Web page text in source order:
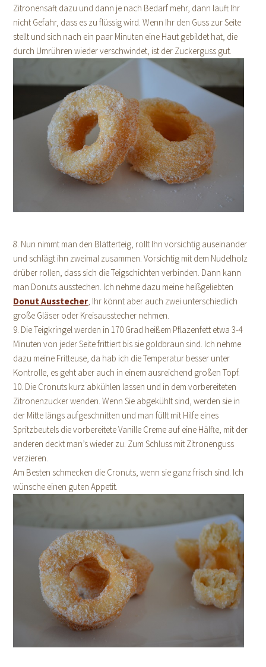
Zitronensaft dazu und dann je nach Bedarf mehr, dann lauft Ihr
nicht Gefahr, dass es zu flüssig wird. Wenn Ihr den Guss zur Seite
stellt und sich nach ein paar Minuten eine Haut gebildet hat, die
durch Umrühren wieder verschwindet, ist der Zuckerguss gut.
8. Nun nimmt man den Blätterteig, rollt Ihn vorsichtig auseinander
und schlägt ihn zweimal zusammen. Vorsichtig mit dem Nudelholz
drüber rollen, dass sich die Teigschichten verbinden. Dann kann
man Donuts ausstechen. Ich nehme dazu meine heißgeliebten
Donut Ausstecher , Ihr könnt aber auch zwei unterschiedlich
große Gläser oder Kreisausstecher nehmen.
9. Die Teigkringel werden in 170 Grad heißem Pflazenfett etwa 3-4
Minuten von jeder Seite frittiert bis sie goldbraun sind. Ich nehme
dazu meine Fritteuse, da hab ich die Temperatur besser unter
Kontrolle, es geht aber auch in einem ausreichend großen Topf.
10. Die Cronuts kurz abkühlen lassen und in dem vorbereiteten
Zitronenzucker wenden. Wenn Sie abgekühlt sind, werden sie in
der Mitte längs aufgeschnitten und man füllt mit Hilfe eines
Spritzbeutels die vorbereitete Vanille Creme auf eine Hälfte, mit der
anderen deckt man’s wieder zu. Zum Schluss mit Zitronenguss
verzieren.
Am Besten schmecken die Cronuts, wenn sie ganz frisch sind. Ich
wünsche einen guten Appetit.